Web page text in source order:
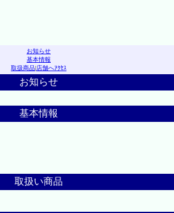
お知らせ
基本情報
取扱商品|店舗へｱｸｾｽ
お知らせ
基本情報
取扱い商品